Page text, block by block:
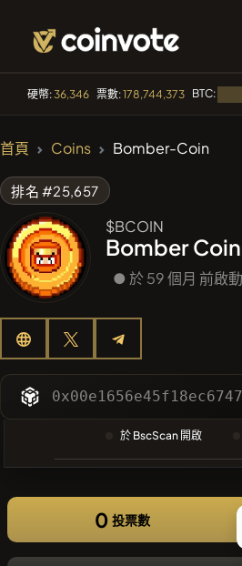
硬幣:36,346 票數:178,744,373 BTC:
🔎
尋
❌
的
首頁 Coins Bomber-Coin
排名 #25,657
$BCOIN
Bomber Coin
● 於 59 個月 前啟動
於 BscScan 開啟
0 投票數